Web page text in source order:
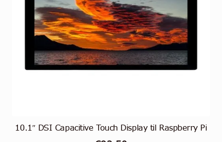
10.1″ DSI Capacitive Touch Display til Raspberry Pi